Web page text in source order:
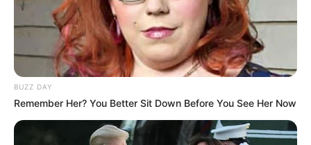
BUZZ DAY
Remember Her? You Better Sit Down Before You See Her Now